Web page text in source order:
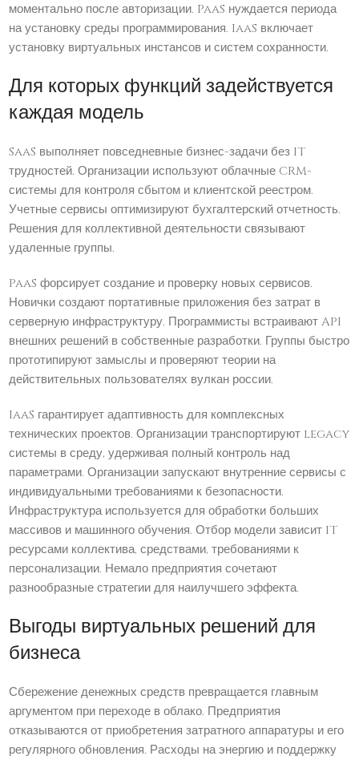
моментально после авторизации. PaaS нуждается периода
на установку среды программирования. IaaS включает
установку виртуальных инстансов и систем сохранности.
Для которых функций задействуется
каждая модель
SaaS выполняет повседневные бизнес-задачи без IT
трудностей. Организации используют облачные CRM-
системы для контроля сбытом и клиентской реестром.
Учетные сервисы оптимизируют бухгалтерский отчетность.
Решения для коллективной деятельности связывают
удаленные группы.
PaaS форсирует создание и проверку новых сервисов.
Новички создают портативные приложения без затрат в
серверную инфраструктуру. Программисты встраивают API
внешних решений в собственные разработки. Группы быстро
прототипируют замыслы и проверяют теории на
действительных пользователях вулкан россии.
IaaS гарантирует адаптивность для комплексных
технических проектов. Организации транспортируют legacy
системы в среду, удерживая полный контроль над
параметрами. Организации запускают внутренние сервисы с
индивидуальными требованиями к безопасности.
Инфраструктура используется для обработки больших
массивов и машинного обучения. Отбор модели зависит IT
ресурсами коллектива, средствами, требованиями к
персонализации. Немало предприятия сочетают
разнообразные стратегии для наилучшего эффекта.
Выгоды виртуальных решений для
бизнеса
Сбережение денежных средств превращается главным
аргументом при переходе в облако. Предприятия
отказываются от приобретения затратного аппаратуры и его
регулярного обновления. Расходы на энергию и поддержку